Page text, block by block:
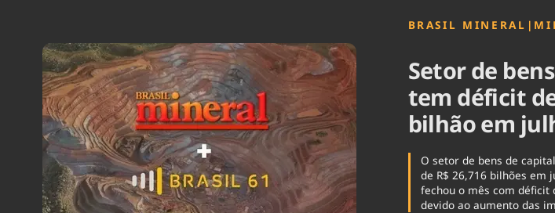
BRASIL MINERAL |
Setor de
tem déficit de
bilhão em
O setor de bens de
de R$ 26,716 bilhões em
fechou o mês com déficit
devido ao aumento das